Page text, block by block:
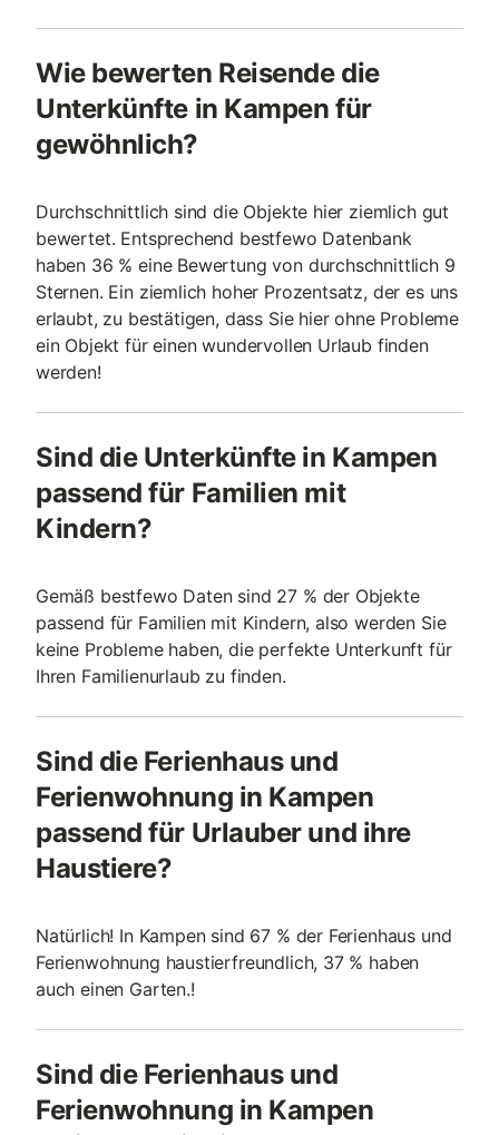
Wie bewerten Reisende die
Unterkünfte in Kampen für
gewöhnlich?
Durchschnittlich sind die Objekte hier ziemlich gut
bewertet. Entsprechend bestfewo Datenbank
haben 36 % eine Bewertung von durchschnittlich 9
Sternen. Ein ziemlich hoher Prozentsatz, der es uns
erlaubt, zu bestätigen, dass Sie hier ohne Probleme
ein Objekt für einen wundervollen Urlaub finden
werden!
Sind die Unterkünfte in Kampen
passend für Familien mit
Kindern?
Gemäß bestfewo Daten sind 27 % der Objekte
passend für Familien mit Kindern, also werden Sie
keine Probleme haben, die perfekte Unterkunft für
Ihren Familienurlaub zu finden.
Sind die Ferienhaus und
Ferienwohnung in Kampen
passend für Urlauber und ihre
Haustiere?
Natürlich! In Kampen sind 67 % der Ferienhaus und
Ferienwohnung haustierfreundlich, 37 % haben
auch einen Garten.!
Sind die Ferienhaus und
Ferienwohnung in Kampen